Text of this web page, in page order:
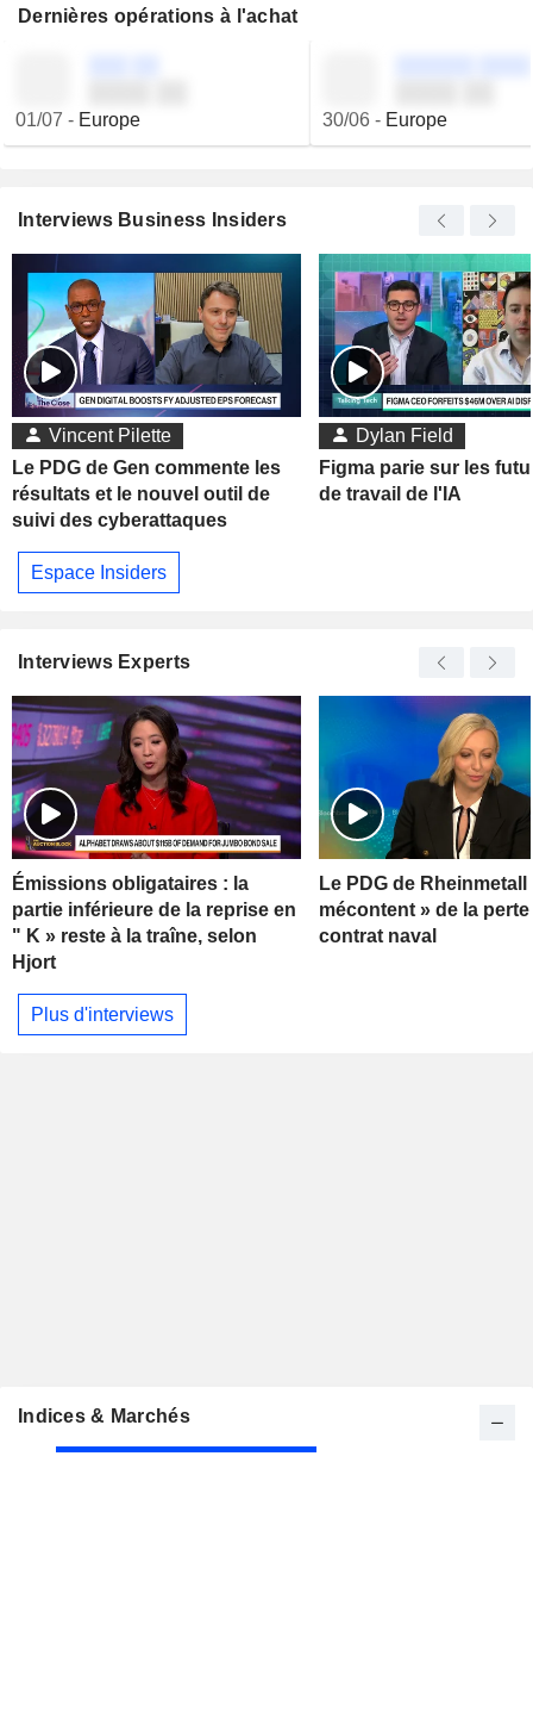
Dernières opérations à l'achat
01/07 - Europe 30/06- Europe
Interviews Business Insiders
Vincent Pilette
Le PDG de Gen commente les
résultats et le nouvel outil de
suivi des cyberattaques
Dylan Field
Figma parie sur les
de travail de l'IA
Espace Insiders
Interviews Experts
Émissions obligataires : la
partie inférieure de la reprise en
" K » reste à la traîne, selon
Hjort
Le PDG de
mécontent » de la
contrat naval
Plus d'interviews
Indices & Marchés